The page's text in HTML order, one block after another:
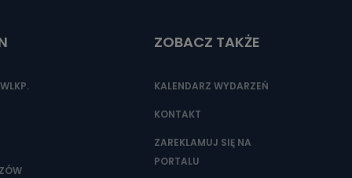
ze
ZOBACZ TAKŻE
KALENDARZ WYDARZEŃ
KONTAKT
ZAREKLAMUJ SIĘ NA
PORTALU